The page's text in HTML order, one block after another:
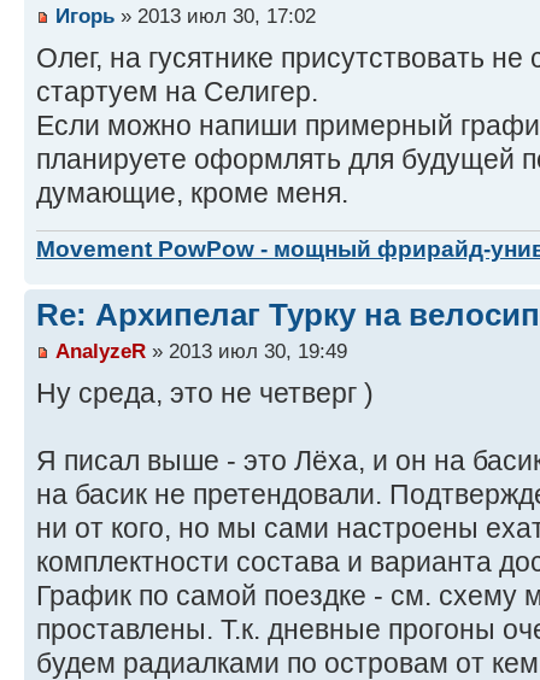
Игорь » 2013 июл 30, 17:02
Олег, на гусятнике присутствовать не
стартуем на Селигер.
Если можно напиши примерный
планируете оформлять для будущей
думающие, кроме меня.
Movement PowPow - мощный фрирайд-
Re: Архипелаг Турку на
AnalyzeR » 2013 июл 30, 19:49
Ну среда, это не четверг )
Я писал выше - это Лёха, и он на
на басик не претендовали.
ни от кого, но мы сами настроены
комплектности состава и варианта
График по самой поездке - см. схему
проставлены. Т.к. дневные прогоны
будем радиалками по островам от